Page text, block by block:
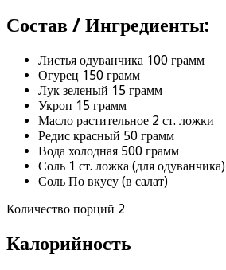
Состав / Ингредиенты:
Листья одуванчика 100 грамм
Огурец 150 грамм
Лук зеленый 15 грамм
Укроп 15 грамм
Масло растительное 2 ст. ложки
Редис красный 50 грамм
Вода холодная 500 грамм
Соль 1 ст. ложка (для одуванчика)
Соль По вкусу (в салат)
Количество порций 2
Калорийность